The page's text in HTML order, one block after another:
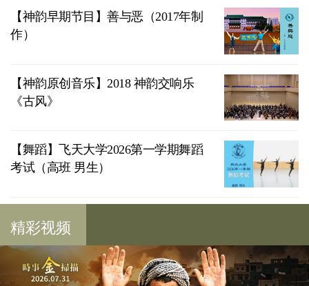
【神韵早期节目】善与恶（2017年制
作）
【神韵原创音乐】2018 神韵交响乐
《古风》
【舞蹈】飞天大学2026第一学期舞蹈
考试（高班 男生）
精彩视频